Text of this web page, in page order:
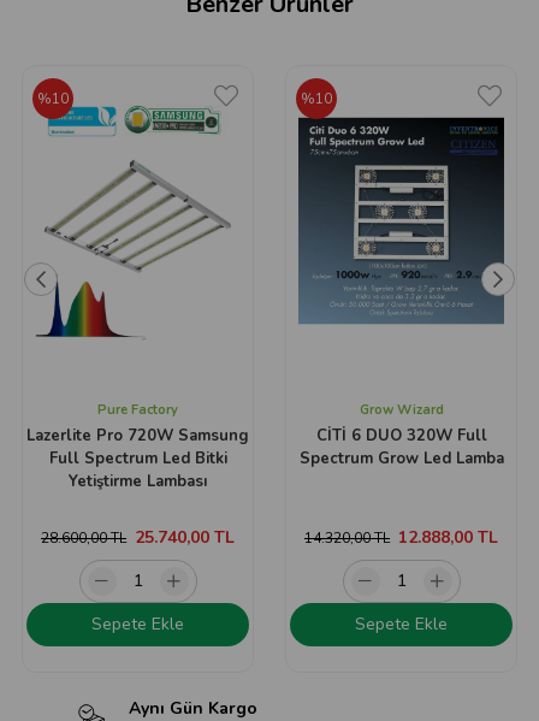
Pure Factory
Lazerlite Pro 720W Samsung
Full Spectrum Led Bitki
Yetiştirme Lambası
25.740,00 TL
28.600,00 TL
%10
Sepete Ekle
Grow Wizard
CİTİ 6 DUO 320W Full
Spectrum Grow Led Lamba
12.888,00 TL
14.320,00 TL
%10
Sepete Ekle
Aynı Gün Kargo